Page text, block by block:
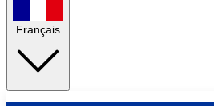
Français